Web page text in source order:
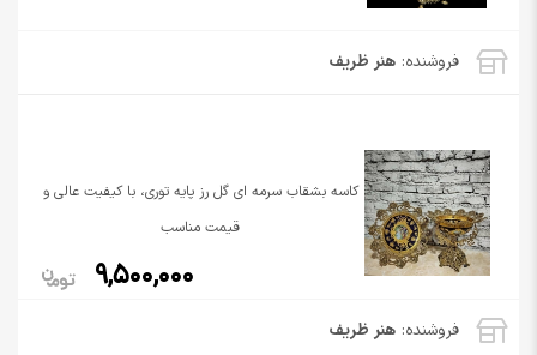
فروشنده: هنر ظریف
فروشنده: هنر ظریف
کاسه بشقاب سرمه ای گل رز پایه توری، با کیفیت عالی و
قیمت مناسب
9,500,000